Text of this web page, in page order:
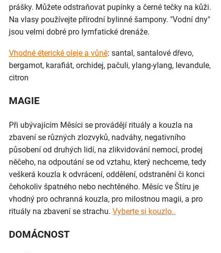
prášky. Můžete odstraňovat pupínky a černé tečky na kůži.
Na vlasy používejte přírodní bylinné šampony. "Vodní dny"
jsou velmi dobré pro lymfatické drenáže.
Vhodné éterické oleje a vůně: santal, santalové dřevo,
bergamot, karafiát, orchidej, pačuli, ylang-ylang, levandule,
citron
MAGIE
Při ubývajícím Měsíci se provádějí rituály a kouzla na
zbavení se různých zlozvyků, nadváhy, negativního
působení od druhých lidí, na zlikvidování nemocí, prodej
něčeho, na odpoutání se od vztahu, který nechceme, tedy
veškerá kouzla k odvrácení, oddělení, odstranění či konci
čehokoliv špatného nebo nechtěného. Měsíc ve Štíru je
vhodný pro ochranná kouzla, pro milostnou magii, a pro
rituály na zbavení se strachu. Vyberte si kouzlo..
DOMÁCNOST